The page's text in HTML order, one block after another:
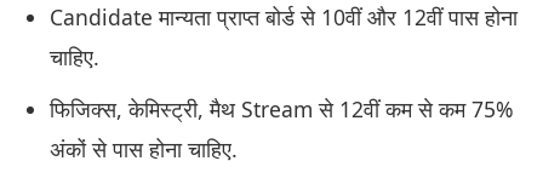
Candidate मान्यता प्राप्त बोर्ड से 10वीं और 12वीं पास होना
चाहिए.
फिजिक्स, केमिस्ट्री, मैथ Stream से 12वीं कम से कम 75%
अंकों से पास होना चाहिए.